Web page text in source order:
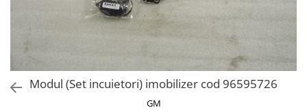
MOVANO
TIGRA-B 2004-2009
VIVARO
S-CROSS HYBRID 48V 2022-prezent
VITARA 2015-prezent
VITARA Hybrid 48V 2020-prezent
SPARK M300 2010-2018
Modul (Set incuietori) imobilizer cod 96595726
GM